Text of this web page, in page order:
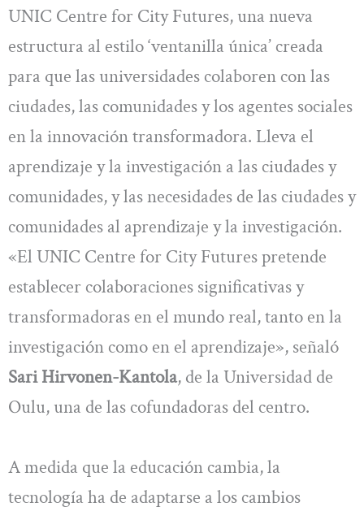
UNIC Centre for City Futures, una nueva
estructura al estilo ‘ventanilla única’ creada
para que las universidades colaboren con las
ciudades, las comunidades y los agentes sociales
en la innovación transformadora. Lleva el
aprendizaje y la investigación a las ciudades y
comunidades, y las necesidades de las ciudades y
comunidades al aprendizaje y la investigación.
«El UNIC Centre for City Futures pretende
establecer colaboraciones significativas y
transformadoras en el mundo real, tanto en la
investigación como en el aprendizaje», señaló
Sari Hirvonen-Kantola, de la Universidad de
Oulu, una de las cofundadoras del centro.
A medida que la educación cambia, la
tecnología ha de adaptarse a los cambios